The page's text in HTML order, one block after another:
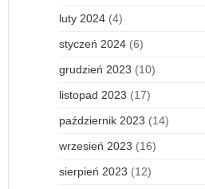
luty 2024 (4)
styczeń 2024 (6)
grudzień 2023 (10)
listopad 2023 (17)
październik 2023 (14)
wrzesień 2023 (16)
sierpień 2023 (12)